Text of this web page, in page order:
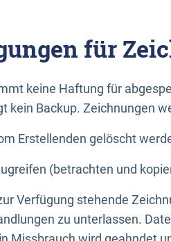
für
keine Haftung für
kein Backup. Zeichnungen
Erstellenden gelöscht
(betrachten und
Verfügung stehende
zu unterlassen.